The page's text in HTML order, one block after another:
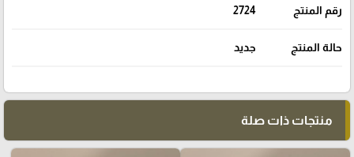
رقم المنتج 2724
حالة المنتج جديد
منتجات ذات صلة